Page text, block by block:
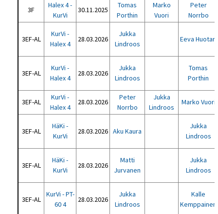
3F
Halex 4 -
KurVi
30.11.2025
Tomas
Porthin
Marko
Vuori
Peter
Norrbo
3EF-AL
KurVi -
Halex 4
28.03.2026
Jukka
Lindroos
Eeva Huotari
3EF-AL
KurVi -
Halex 4
28.03.2026
Jukka
Lindroos
Tomas
Porthin
3EF-AL
KurVi -
Halex 4
28.03.2026
Peter
Norrbo
Jukka
Lindroos
Marko Vuori
3EF-AL
HäKi -
KurVi
28.03.2026 Aku Kaura
Jukka
Lindroos
3EF-AL
HäKi -
KurVi
28.03.2026
Matti
Jurvanen
Jukka
Lindroos
3EF-AL
KurVi - PT-
60 4
28.03.2026
Jukka
Lindroos
Kalle
Kemppainen